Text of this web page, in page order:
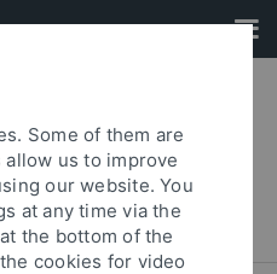
Some of them are
us to improve
our website. You
at any time via the
the bottom of the
cookies for video